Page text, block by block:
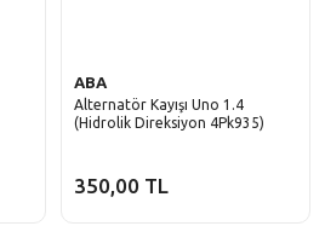
ABA
Alternatör Kayışı Uno 1.4
(Hidrolik Direksiyon 4Pk935)
350,00 TL